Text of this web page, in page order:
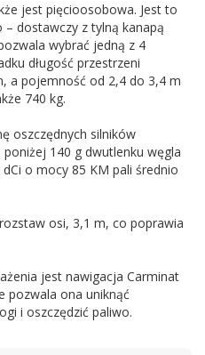
jest pięcioosobowa. Jest to
dostawczy z tylną kanapą
wybrać jedną z 4
długość przestrzeni
a pojemność od 2,4 do 3,4 m
740 kg.
oszczędnych silników
140 g dwutlenku węgla
o mocy 85 KM pali średnio
osi, 3,1 m, co poprawia
jest nawigacja Carminat
pozwala ona uniknąć
i oszczędzić paliwo.